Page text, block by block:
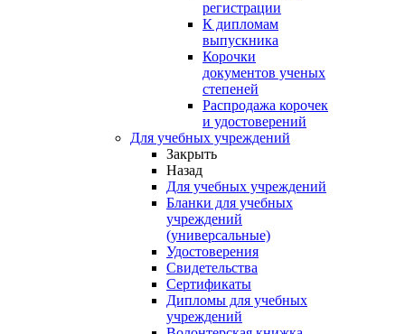
регистрации
К дипломам
выпускника
Корочки
документов ученых
степеней
Распродажа корочек
и удостоверений
Для учебных учреждений
Закрыть
Назад
Для учебных учреждений
Бланки для учебных
учреждений
(универсальные)
Удостоверения
Свидетельства
Сертификаты
Дипломы для учебных
учреждений